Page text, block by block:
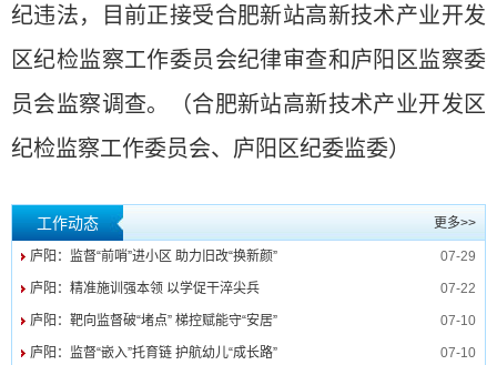
纪违法，目前正接受合肥新站高新技术产业开发
区纪检监察工作委员会纪律审查和庐阳区监察委
员会监察调查。（合肥新站高新技术产业开发区
纪检监察工作委员会、庐阳区纪委监委）
工作动态 更多>>
庐阳：监督“前哨”进小区 助力旧改“换新颜” 07-29
庐阳：精准施训强本领 以学促干淬尖兵 07-22
庐阳：靶向监督破“堵点” 梯控赋能守“安居” 07-10
庐阳：监督“嵌入”托育链 护航幼儿“成长路” 07-10